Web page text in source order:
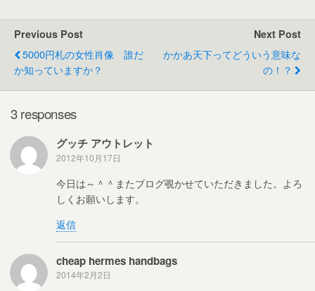
e
b
o
o
k
er
Previous Post
5000円札の女性肖像 誰だ
か知っていますか？
Next Post
かかあ天下ってどういう意味な
の！？
3 responses
グッチ アウトレット
2012年10月17日
今日は～＾＾またブログ覗かせていただきました。よろ
しくお願いします。
返信
cheap hermes handbags
2014年2月2日